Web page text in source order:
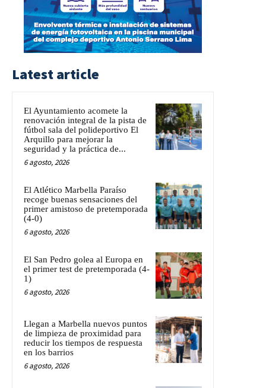
Latest article
El Ayuntamiento acomete la
renovación integral de la pista de
fútbol sala del polideportivo El
Arquillo para mejorar la
seguridad y la práctica de...
6 agosto, 2026
El Atlético Marbella Paraíso
recoge buenas sensaciones del
primer amistoso de pretemporada
(4-0)
6 agosto, 2026
El San Pedro golea al Europa en
el primer test de pretemporada (4-
1)
6 agosto, 2026
Llegan a Marbella nuevos puntos
de limpieza de proximidad para
reducir los tiempos de respuesta
en los barrios
6 agosto, 2026